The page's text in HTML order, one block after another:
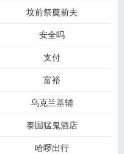
坟前祭奠前夫
安全吗
支付
富裕
乌克兰基辅
泰国猛鬼酒店
哈啰出行